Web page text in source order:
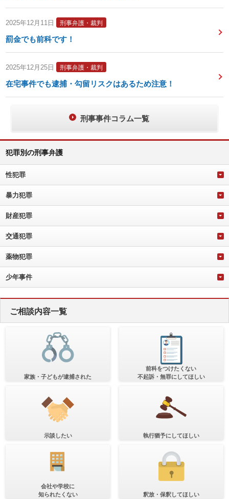
2025年12月11日 刑事弁護・裁判
罰金でも前科です！
2025年12月25日 刑事弁護・裁判
在宅事件でも逮捕・勾留リスクはあるため注意！
刑事事件コラム一覧
犯罪別の刑事弁護
性犯罪
暴力犯罪
財産犯罪
交通犯罪
薬物犯罪
少年事件
ご相談内容一覧
家族・子どもが逮捕された
前科をつけたくない
不起訴・無罪にしてほしい
示談したい 執行猶予にしてほしい
会社や学校に
知られたくない
釈放・保釈してほしい